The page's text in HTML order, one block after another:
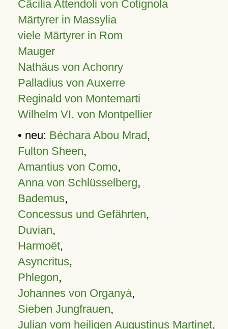
Cäcilia Attendoli von Cotignola
Märtyrer in Massylia
viele Märtyrer in Rom
Mauger
Nathäus von Achonry
Palladius von Auxerre
Reginald von Montemarti
Wilhelm VI. von Montpellier
• neu: Béchara Abou Mrad,
Fulton Sheen,
Amantius von Como,
Anna von Schlüsselberg,
Bademus,
Concessus und Gefährten,
Duvian,
Harmoët,
Asyncritus,
Phlegon,
Johannes von Organyà,
Sieben Jungfrauen,
Julian vom heiligen Augustinus Martinet,